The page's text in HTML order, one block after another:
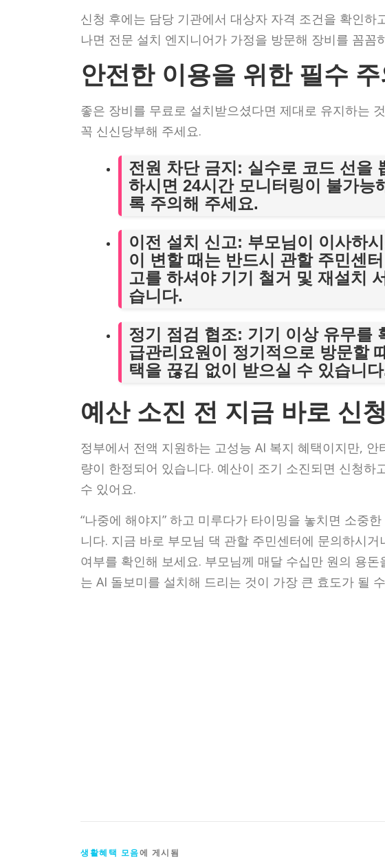
신청 후에는 담당 기관에서 대상자 자격 조건을 확인하
나면 전문 설치 엔지니어가 가정을 방문해 장비를 꼼꼼
안전한 이용을 위한 필수
좋은 장비를 무료로 설치받으셨다면 제대로 유지하는
꼭 신신당부해 주세요.
전원 차단 금지 : 실수로 코드 선을
하시면 24시간 모니터링이 불가능
록 주의해 주세요.
이전 설치 신고: 부모님이 이사하
이 변할 때는 반드시 관할 주민센
고를 하셔야 기기 철거 및 재설치
습니다.
정기 점검 협조: 기기 이상 유무를
급관리요원이 정기적으로 방문할
택을 끊김 없이 받으실 수 있습니
예산 소진 전 지금 바로 신
정부에서 전액 지원하는 고성능 AI 복지 혜택이지만,
량이 한정되어 있습니다. 예산이 조기 소진되면 신청
수 있어요.
“나중에 해야지” 하고 미루다가 타이밍을 놓치면 소중
니다. 지금 바로 부모님 댁 관할 주민센터에 문의하시거
여부를 확인해 보세요. 부모님께 매달 수십만 원의 용
는 AI 돌보미를 설치해 드리는 것이 가장 큰 효도가 될
생활혜택 모음에 게시됨